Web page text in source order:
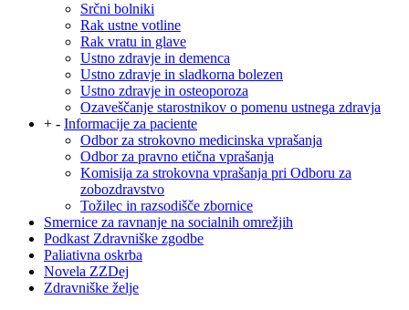
Srčni bolniki
Rak ustne votline
Rak vratu in glave
Ustno zdravje in demenca
Ustno zdravje in sladkorna bolezen
Ustno zdravje in osteoporoza
Ozaveščanje starostnikov o pomenu ustnega zdravja
+ - Informacije za paciente
Odbor za strokovno medicinska vprašanja
Odbor za pravno etična vprašanja
Komisija za strokovna vprašanja pri Odboru za
zobozdravstvo
Tožilec in razsodišče zbornice
Smernice za ravnanje na socialnih omrežjih
Podkast Zdravniške zgodbe
Paliativna oskrba
Novela ZZDej
Zdravniške želje